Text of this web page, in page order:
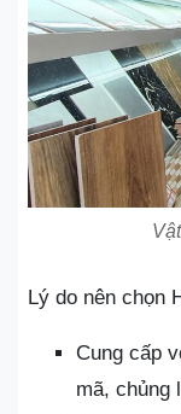
Lý do nên chọn
Cung cấp
mã, chủng